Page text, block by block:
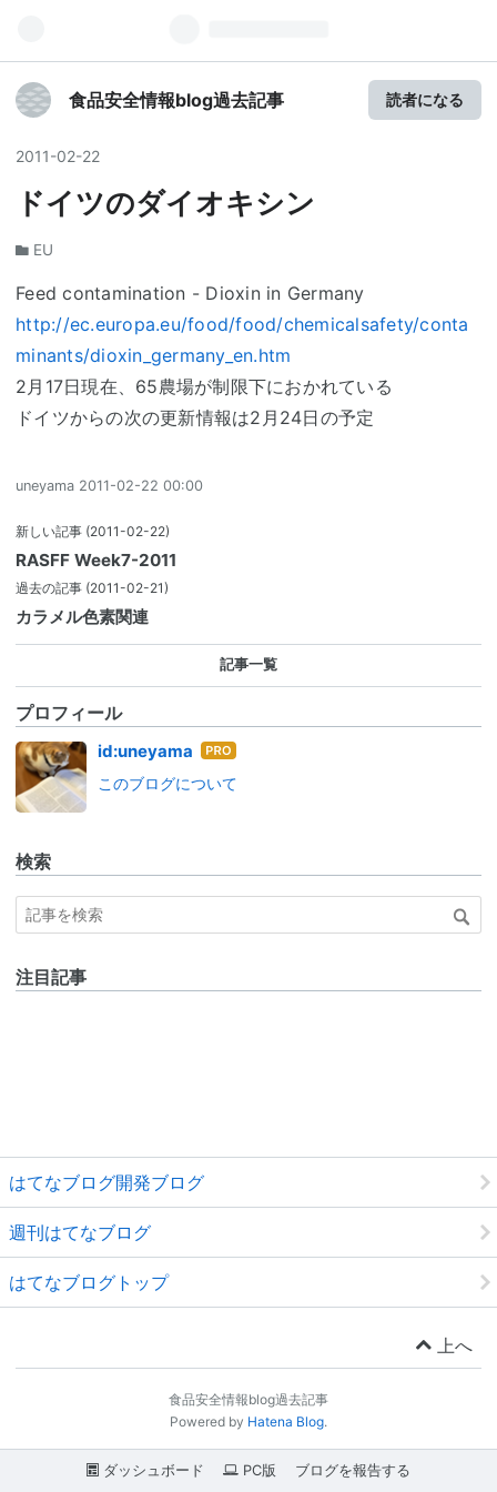
食品安全情報blog過去記事 読者になる
2011-02-22
ドイツのダイオキシン
EU
Feed contamination - Dioxin in Germany
http://ec.europa.eu/food/food/chemicalsafety/conta
minants/dioxin_germany_en.htm
2月17日現在、65農場が制限下におかれている
ドイツからの次の更新情報は2月24日の予定
uneyama 2011-02-22 00:00
新しい記事 (2011-02-22)
RASFF Week7-2011
過去の記事 (2011-02-21)
カラメル色素関連
記事一覧
プロフィール
id:uneyama はて
ログ
このブログについて
検索
注目記事
はてなブログ開発ブログ
週刊はてなブログ
はてなブログトップ
上へ
食品安全情報blog過去記事
Powered by Hatena Blog.
ダッシュボード PC版 ブログを報告する